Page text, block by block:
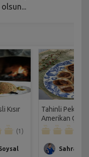
Kısır
(1)
Tahinli
Amerikan
Cinnamon Roll
Sahrap